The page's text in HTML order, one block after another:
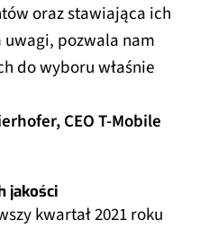
oraz stawiająca ich
pozwala nam
do wyboru właśnie
CEO T‑Mobile
jakości
kwartał 2021 roku